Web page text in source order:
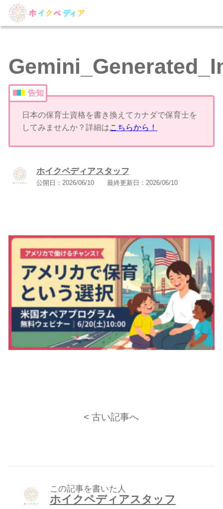
告知
日本の保育士資格を書き換えてカナダで保育士を
してみませんか？詳細はこちらから！
ホイクペディアスタッフ
公開日： 2026/06/10 最終更新日： 2026/06/10
< 古い記事へ
この記事を書いた人
ホイクペディアスタッフ